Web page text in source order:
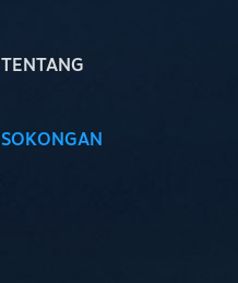
TENTANG
SOKONGAN